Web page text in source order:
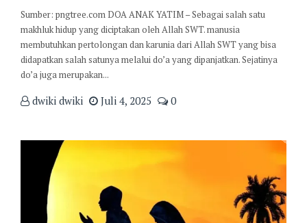
Sumber: pngtree.com DOA ANAK YATIM – Sebagai salah satu
makhluk hidup yang diciptakan oleh Allah SWT. manusia
membutuhkan pertolongan dan karunia dari Allah SWT yang bisa
didapatkan salah satunya melalui do’a yang dipanjatkan. Sejatinya
do’a juga merupakan...
dwiki dwiki Juli 4, 2025 0